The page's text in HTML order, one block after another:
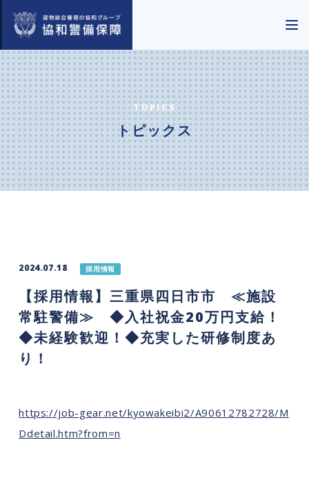
TOPICS
トピックス
2024.07.18 採用情報
【採用情報】三重県四日市市 ≪施設
常駐警備≫ ◆入社祝金20万円支給！
◆未経験歓迎！◆充実した研修制度あ
り！
https://job-gear.net/kyowakeibi2/A90612782728/M
Ddetail.htm?from=n